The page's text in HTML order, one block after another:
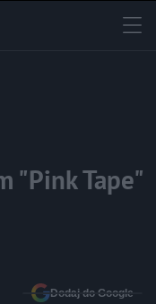
"Pink Tape"
Dodaj do Google